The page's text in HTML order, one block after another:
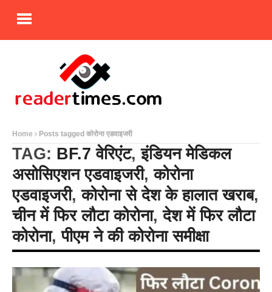
Home Posts tagged कोरोना एडवाइजरी
TAG: BF.7 वेरिएंट,इंडियन मेडिकल
असोसिएशन एडवाइजरी,कोरोना
एडवाइजरी,कोरोना से देश के हालात खराब,
चीन में फिर लौटा कोरोना,देश में फिर लौटा
कोरोना,पीएम ने की कोरोना समीक्षा